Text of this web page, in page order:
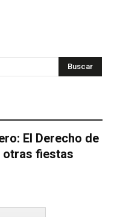
Buscar
El Derecho de
otras fiestas